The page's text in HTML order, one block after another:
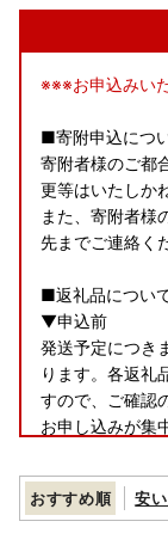
※※※お申込みい
■寄附申込につ
寄附者様のご都
更等はいたしか
また、寄附者様
先までご連絡く
■返礼品につい
▼申込前
発送予定につき
ります。各返礼
すので、ご確認
お申し込みが集
すようお願いい
また、返礼品を
おすすめ順 安